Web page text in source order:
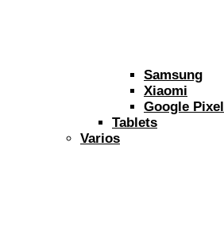
Samsung
Xiaomi
Google Pixel
Tablets
Varios